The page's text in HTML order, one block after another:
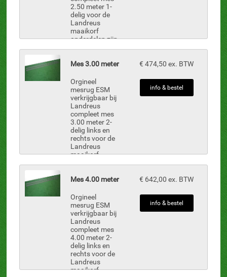
2.50 meter 1-
delig voor de
Landreus
maaikorf
onderdelen zijn
Inclusief: MBN-
nokmesjes MB-
10-A, 24 st.
mesjes 4mm /
5-gaats...
Mes 3.00 meter
Orgineel
mesrug ESM
verkrijgbaar bij
Landreus
compleet mes
3.00 meter 2-
delig links en
rechts voor de
Landreus
maaikorf
leverbaar.
38, 10 st.
nokmesjes MB-
10-A, 30 st.
mes...
€ 474,50 ex. BTW
info & bestel
Mes 4.00 meter
Orgineel
mesrug ESM
verkrijgbaar bij
Landreus
compleet mes
4.00 meter 2-
delig links en
rechts voor de
Landreus
maaikorf
€ 642,00 ex. BTW
info & bestel